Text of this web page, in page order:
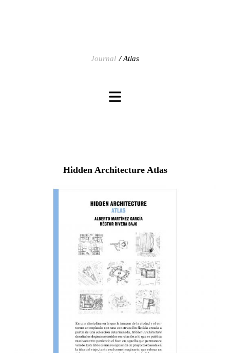
Journal Atlas
Hidden Architecture Atlas